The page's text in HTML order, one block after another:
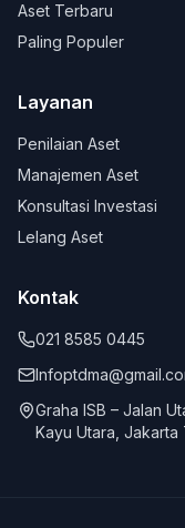
Aset Terbaru
Paling Populer
Layanan
Penilaian Aset
Manajemen Aset
Konsultasi Investasi
Lelang Aset
Kontak
021 8585 0445
Graha ISB – Jalan
Kayu Utara, Jakarta